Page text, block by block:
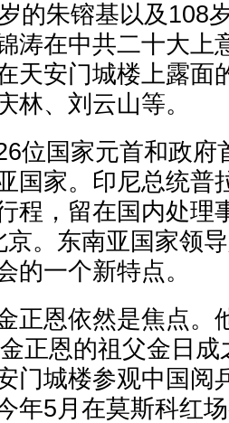
的朱镕基以及108
涛在中共二十大上
天安门城楼上露面
林、刘云山等。
位国家元首和政府
国家。印尼总统普
程，留在国内处理
。东南亚国家领
的一个新特点。
正恩依然是焦点。
正恩的祖父金日
门城楼参观中国阅
年5月在莫斯科红